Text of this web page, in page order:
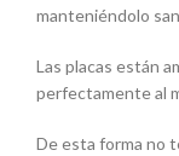
manteniéndolo
Las placas están
perfectamente al
De esta forma no